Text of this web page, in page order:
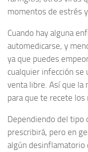
momentos de estrés
Cuando hay alguna
automedicarse, y
ya que puedes
cualquier infección se
venta libre. Así que la
para que te recete los
Dependiendo del tipo
prescribirá, pero en
algún desinflamatorio